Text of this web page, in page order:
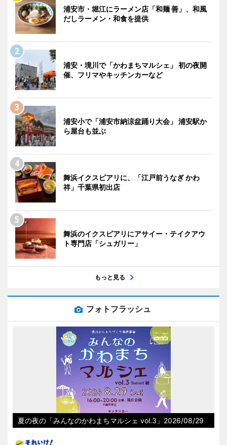
浦安市・堀江にラーメン店「和麺 善」、和風
だしラーメン・和食を提供
浦安・境川で「かわまちマルシェ」 初の夜開
催、フリマやキッチンカーなど
浦安小で「浦安市納涼盆踊り大会」 浦安駅か
ら屋台も並ぶ
舞浜イクスピアリに、「江戸前うなぎ かわ
祥」千葉県初出店
舞浜のイクスピアリにアサイー・テイクアウ
ト専門店「シュガリー」
もっと見る
フォトフラッシュ
夏の夜の「みんなのかわまちマルシェ vol.3」2026/08/29